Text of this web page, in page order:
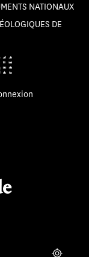
NATIONAUX
DE
Localiser